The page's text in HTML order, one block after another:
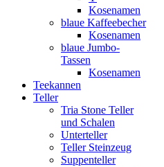
Kosenamen
blaue Kaffeebecher
Kosenamen
blaue Jumbo-
Tassen
Kosenamen
Teekannen
Teller
Tria Stone Teller
und Schalen
Unterteller
Teller Steinzeug
Suppenteller